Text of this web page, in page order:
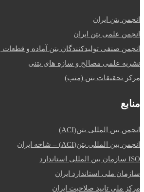
انجمن بتن ایران
انجمن علمی بتن ایران
انجمن صنفی تولیدکنندگان بتن آماده و قطعات
نشریه علمی مصالح و سازه های بتنی
مرکز تحقیقات بتن (متب)
منابع
انجمن بین المللی بتن(ACI)
انجمن بین المللی بتن(ACI) – شاخه ایران
ISO سازمان بین المللی استاندارد
سازمان ملی استاندارد ایران
مرکز ملی تایید صلاحیت ایران